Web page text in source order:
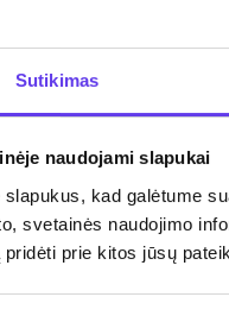
Sutikimas
naudojami slapukai
slapukus, kad galėtume
svetainės naudojimo
pridėti prie kitos jūsų